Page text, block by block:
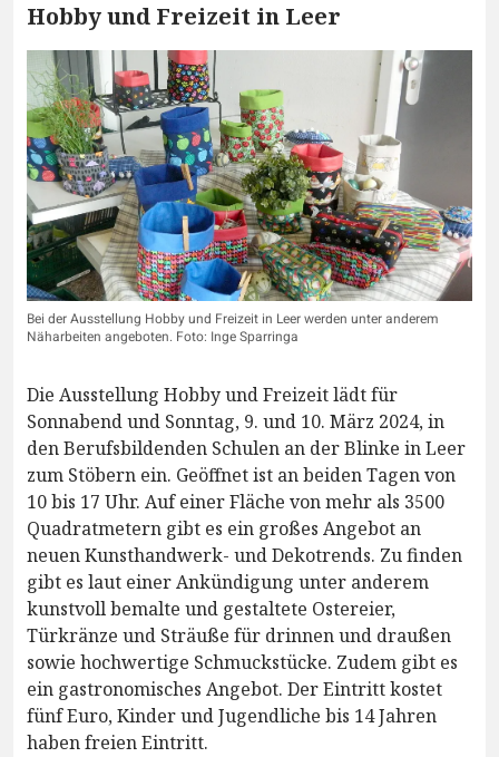
Hobby und Freizeit in Leer
Bei der Ausstellung Hobby und Freizeit in Leer werden unter anderem
Näharbeiten angeboten. Foto: Inge Sparringa
Die Ausstellung Hobby und Freizeit lädt für
Sonnabend und Sonntag, 9. und 10. März 2024, in
den Berufsbildenden Schulen an der Blinke in Leer
zum Stöbern ein. Geöffnet ist an beiden Tagen von
10 bis 17 Uhr. Auf einer Fläche von mehr als 3500
Quadratmetern gibt es ein großes Angebot an
neuen Kunsthandwerk- und Dekotrends. Zu finden
gibt es laut einer Ankündigung unter anderem
kunstvoll bemalte und gestaltete Ostereier,
Türkränze und Sträuße für drinnen und draußen
sowie hochwertige Schmuckstücke. Zudem gibt es
ein gastronomisches Angebot. Der Eintritt kostet
fünf Euro, Kinder und Jugendliche bis 14 Jahren
haben freien Eintritt.